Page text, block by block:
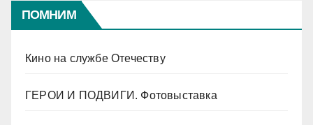
ПОМНИМ
Кино на службе Отечеству
ГЕРОИ И ПОДВИГИ. Фотовыставка